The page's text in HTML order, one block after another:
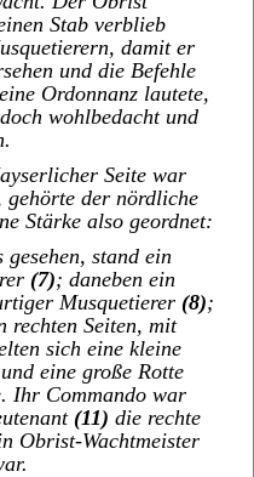
Stab verblieb
damit er
und die Befehle
Ordonnanz lautete,
wohlbedacht und
Seite war
gehörte der nördliche
Stärke also geordnet:
stand ein
(7); daneben ein
Musquetierer (8);
rechten Seiten, mit
sich eine kleine
und eine große Rotte
Ihr Commando war
(11) die rechte
Obrist-Wachtmeister